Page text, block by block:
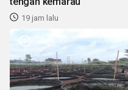
19 jam lalu